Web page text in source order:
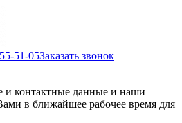
51-05Заказать звонок
и контактные данные и наши
в ближайшее рабочее время для